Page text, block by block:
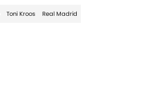
Toni Kroos Real Madrid